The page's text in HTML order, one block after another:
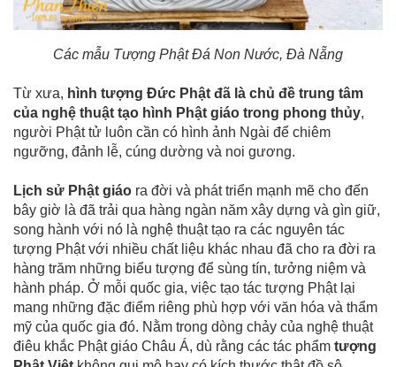
Các mẫu Tượng Phật Đá Non Nước, Đà Nẵng
Từ xưa, hình tượng Đức Phật đã là chủ đề trung tâm
của nghệ thuật tạo hình Phật giáo trong phong thủy,
người Phật tử luôn cần có hình ảnh Ngài để chiêm
ngưỡng, đảnh lễ, cúng dường và noi gương.
Lịch sử Phật giáo ra đời và phát triển mạnh mẽ cho đến
bây giờ là đã trải qua hàng ngàn năm xây dựng và gìn giữ,
song hành với nó là nghệ thuật tạo ra các nguyên tác
tượng Phật với nhiều chất liệu khác nhau đã cho ra đời ra
hàng trăm những biểu tượng để sùng tín, tưởng niệm và
hành pháp. Ở mỗi quốc gia, việc tạo tác tượng Phật lại
mang những đặc điểm riêng phù hợp với văn hóa và thẩm
mỹ của quốc gia đó. Nằm trong dòng chảy của nghệ thuật
điêu khắc Phật giáo Châu Á, dù rằng các tác phẩm tượng